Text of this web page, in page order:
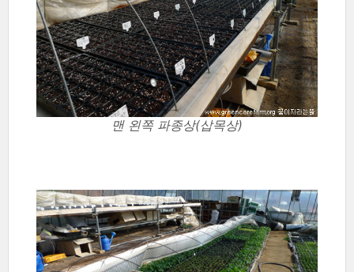
맨 왼쪽 파종상(삽목상)